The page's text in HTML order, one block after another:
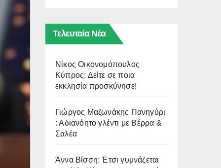
Τελευταία Νέα
Νίκος Οικονομόπουλος
Κύπρος: Δείτε σε ποια
εκκλησία προσκύνησε!
Γιώργος Μαζωνάκης Πανηγύρι
: Αδιανόητο γλέντι με Βέρρα &
Σαλέα
Άννα Βίσση: Έτσι γυμνάζεται